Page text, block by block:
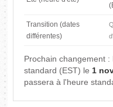
Transition (dates
différentes)
Prochain changement
standard (EST) le1
passera à l'heure